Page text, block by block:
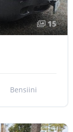
15
Bensiini